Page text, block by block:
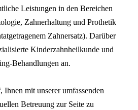
Leistungen in den Bereichen
Zahnerhaltung und Prothetik
Zahnersatz). Darüber
Kinderzahnheilkunde und
Behandlungen an.
Ihnen mit unserer umfassenden
Betreuung zur Seite zu